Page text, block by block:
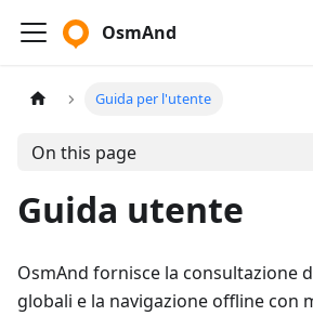
OsmAnd
Guida per l'utente
On this page
Guida utente
OsmAnd fornisce la consultazione
globali e la navigazione offline con